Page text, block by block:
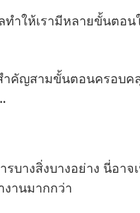
าให้เรามีหลายขั้นตอน
าคัญสามขั้นตอนครอบ
บางสิ่งบางอย่าง นี่อาจ
านมากกว่า